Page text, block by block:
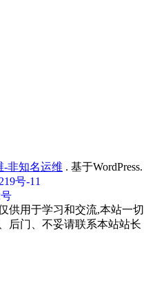
-非知名运维 . 基于WordPress.
号-11
供用于学习和交流,本站一切
后门、不妥请联系本站站长